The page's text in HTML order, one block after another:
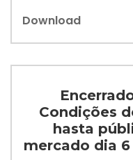
Download
Condições
hasta
mercado dia